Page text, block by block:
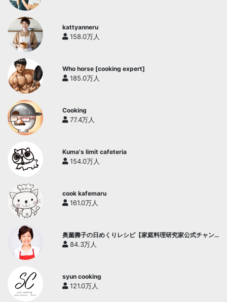
kattyanneru
158.0万人
Who horse [cooking expert]
185.0万人
Cooking
77.4万人
Kuma's limit cafeteria
154.0万人
cook kafemaru
161.0万人
奥薗壽子の日めくりレシピ【家庭料理研究家公式チャン
ネル】
84.3万人
syun cooking
121.0万人